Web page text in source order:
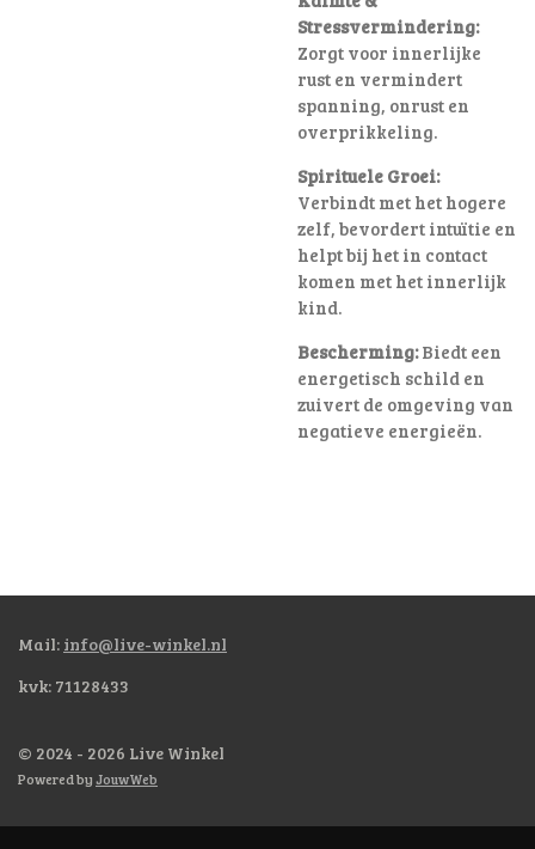
Stressvermindering:
Zorgt voor innerlijke
rust en vermindert
spanning, onrust en
overprikkeling.
Spirituele Groei:
Verbindt met het hogere
zelf, bevordert intuïtie en
helpt bij het in contact
komen met het innerlijk
kind.
Bescherming:Biedt een
energetisch schild en
zuivert de omgeving van
negatieve energieën.
Mail: info@live-winkel.nl
kvk: 71128433
© 2024 - 2026 Live Winkel
Powered byJouwWeb